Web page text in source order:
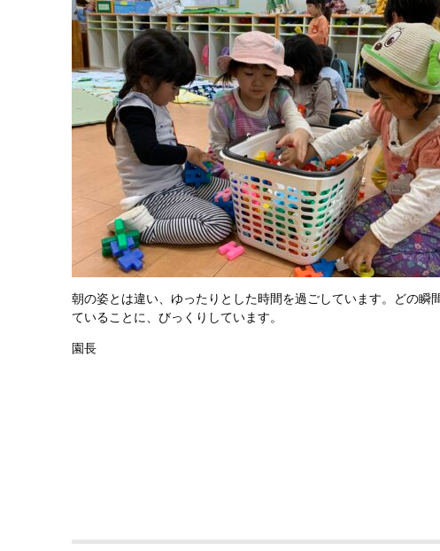
朝の姿とは違い、ゆったりとした時間を過ごしています。どの
ていることに、びっくりしています。
園長